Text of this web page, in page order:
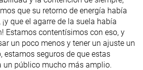
que su retorno de energía había
que el agarre de la suela había
Estamos contentísimos con eso, y
un poco menos y tener un ajuste un
estamos seguros de que estas
público mucho más amplio.